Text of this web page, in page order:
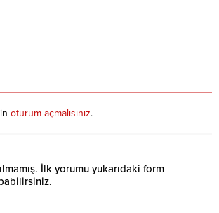
oturum açmalısınız.
İlk yorumu yukarıdaki form